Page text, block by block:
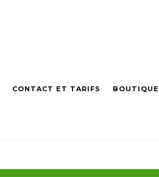
CONTACT ET TARIFS BOUTIQUE